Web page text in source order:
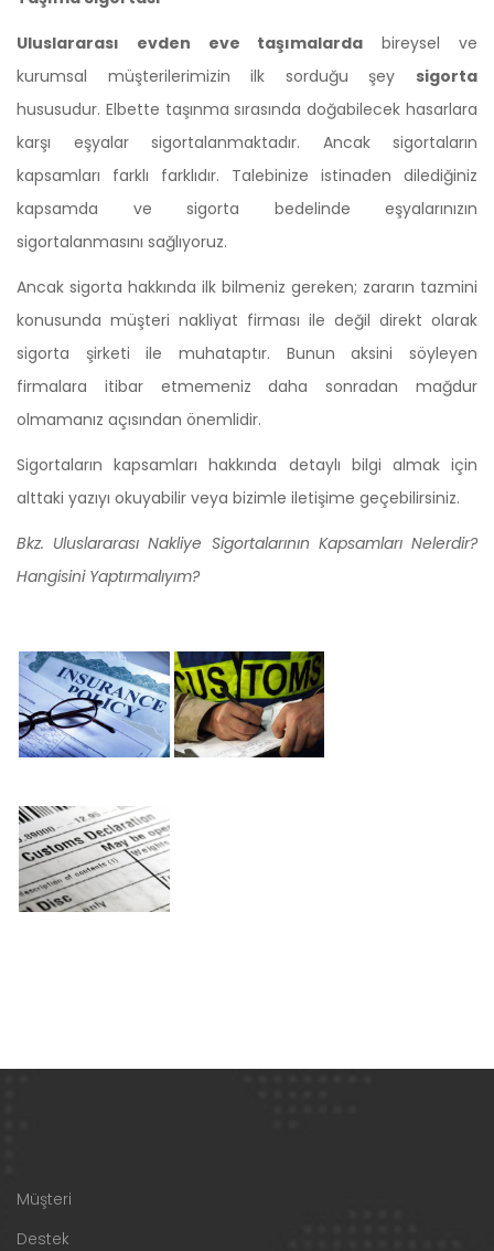
Uluslararası evden eve taşımalarda bireysel ve
kurumsal müşterilerimizin ilk sorduğu şey sigorta
hususudur. Elbette taşınma sırasında doğabilecek hasarlara
karşı eşyalar sigortalanmaktadır. Ancak sigortaların
kapsamları farklı farklıdır. Talebinize istinaden dilediğiniz
kapsamda ve sigorta bedelinde eşyalarınızın
sigortalanmasını sağlıyoruz.
Ancak sigorta hakkında ilk bilmeniz gereken; zararın tazmini
konusunda müşteri nakliyat firması ile değil direkt olarak
sigorta şirketi ile muhataptır. Bunun aksini söyleyen
firmalara itibar etmemeniz daha sonradan mağdur
olmamanız açısından önemlidir.
Sigortaların kapsamları hakkında detaylı bilgi almak için
alttaki yazıyı okuyabilir veya bizimle iletişime geçebilirsiniz.
Bkz. Uluslararası Nakliye Sigortalarının Kapsamları Nelerdir?
Hangisini Yaptırmalıyım?
Müşteri
Destek